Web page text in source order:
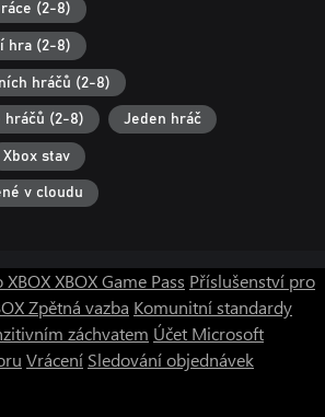
(2-8)
hra (2-8)
hráčů (2-8)
hráčů (2-8) Jeden hráč
Xbox stav
v cloudu
XBOXXBOX Game Pass Příslušenství pro
Zpětná vazba Komunitní standardy
záchvatem Účet Microsoft
Vrácení Sledování objednávek